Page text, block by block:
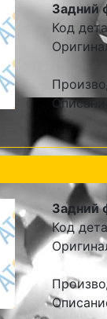
Задний
Код
Задний
Код